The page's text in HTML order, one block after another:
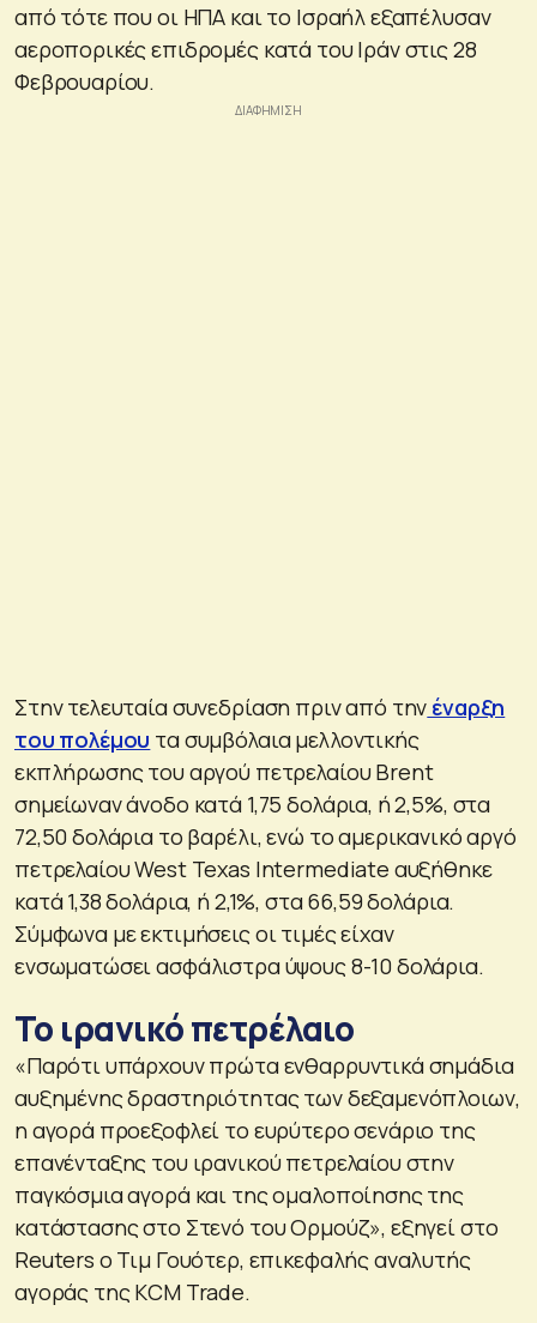
από τότε που οι ΗΠΑ και το Ισραήλ εξαπέλυσαν
αεροπορικές επιδρομές κατά του Ιράν στις 28
Φεβρουαρίου.
Στην τελευταία συνεδρίαση πριν από την έναρξη
του πολέμου τα συμβόλαια μελλοντικής
εκπλήρωσης του αργού πετρελαίου Brent
σημείωναν άνοδο κατά 1,75 δολάρια, ή 2,5%, στα
72,50 δολάρια το βαρέλι, ενώ το αμερικανικό αργό
πετρελαίου West Texas Intermediate αυξήθηκε
κατά 1,38 δολάρια, ή 2,1%, στα 66,59 δολάρια.
Σύμφωνα με εκτιμήσεις οι τιμές είχαν
ενσωματώσει ασφάλιστρα ύψους 8-10 δολάρια.
Το ιρανικό πετρέλαιο
«Παρότι υπάρχουν πρώτα ενθαρρυντικά σημάδια
αυξημένης δραστηριότητας των δεξαμενόπλοιων,
η αγορά προεξοφλεί το ευρύτερο σενάριο της
επανένταξης του ιρανικού πετρελαίου στην
παγκόσμια αγορά και της ομαλοποίησης της
κατάστασης στο Στενό του Ορμούζ», εξηγεί στο
Reuters ο Τιμ Γουότερ, επικεφαλής αναλυτής
αγοράς της KCM Trade.